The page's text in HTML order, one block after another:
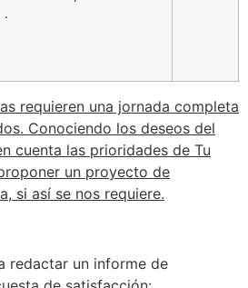
.
requieren una jornada completa
Conociendo los deseos del
cuenta las prioridades de Tu
un proyecto de
si así se nos requiere.
redactar un informe de